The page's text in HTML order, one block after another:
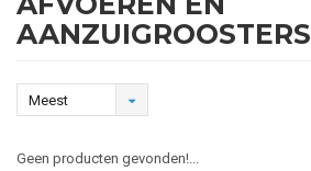
AANZUIGROOSTERS
Meest
Geen producten gevonden!...